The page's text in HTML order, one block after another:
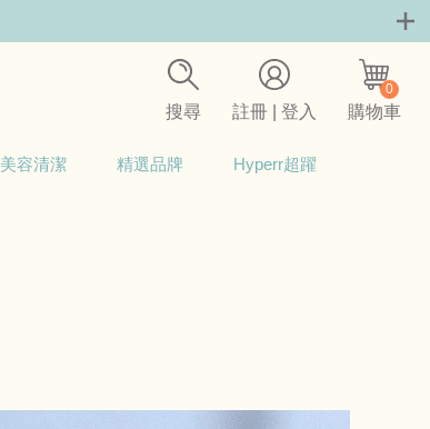
搜尋 註冊 | 登入
0
購物車
美容清潔 精選品牌 Hyperr超躍